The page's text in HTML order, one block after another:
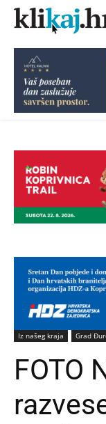
Iz našeg kraja Grad
FOTO